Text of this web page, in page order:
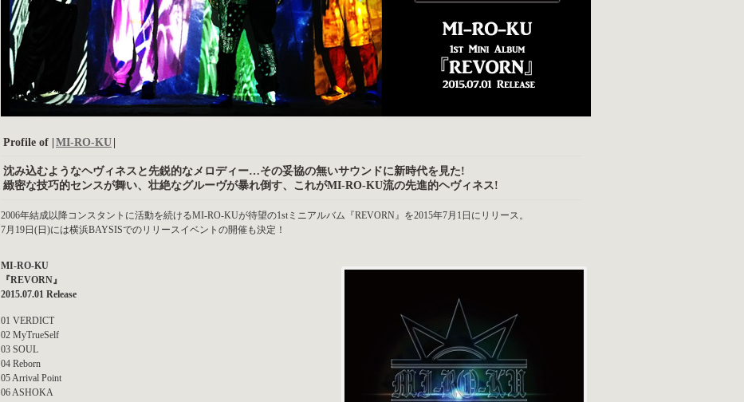
Profile of | MI-RO-KU
沈み込むようなヘヴィネスと先鋭的なメロディー…その妥協の無いサウンドに新時代を見た!
緻密な技巧的センスが舞い、壮絶なグルーヴが暴れ倒す、これがMI-RO-KU流の先進的ヘヴィネス!
2006年結成以降コンスタントに活動を続けるMI-RO-KUが待望の1stミニアルバム『REVORN』を2015年7月1日にリリース。
7月19日(日)には横浜BAYSISでのリリースイベントの開催も決定！
MI-RO-KU
『REVORN』
2015.07.01 Release
01 VERDICT
02 MyTrueSelf
03 SOUL
04 Reborn
05 Arrival Point
06 ASHOKA